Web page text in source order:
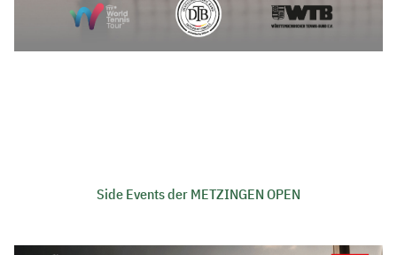
Side Events der METZINGEN OPEN